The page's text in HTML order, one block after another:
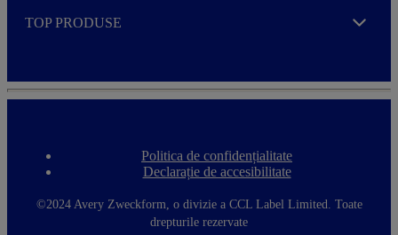
TOP PRODUSE Expand
F
o
t
e
Politica de confidențialitate
Declarație de accesibilitate
©2024 Avery Zweckform, o divizie a CCL Label Limited. Toate
drepturile rezervate